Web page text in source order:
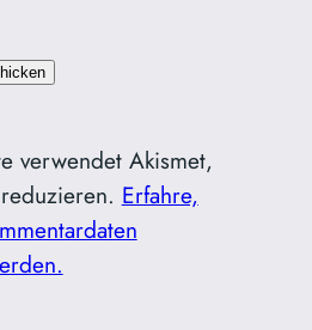
verwendet Akismet,
Erfahre,